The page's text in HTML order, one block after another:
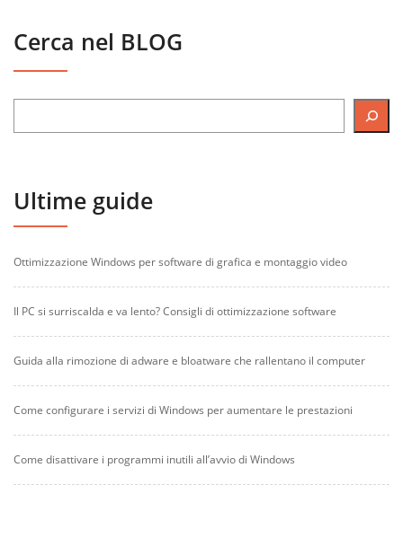
Cerca nel BLOG
Ultime guide
Ottimizzazione Windows per software di grafica e montaggio video
Il PC si surriscalda e va lento? Consigli di ottimizzazione software
Guida alla rimozione di adware e bloatware che rallentano il computer
Come configurare i servizi di Windows per aumentare le prestazioni
Come disattivare i programmi inutili all’avvio di Windows